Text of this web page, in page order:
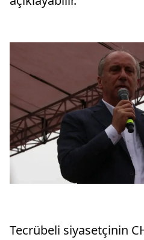
Tecrübeli siyasetçinin